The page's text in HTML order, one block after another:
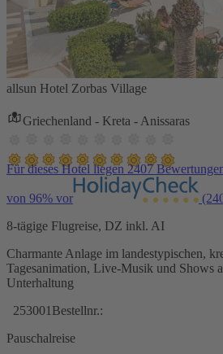
allsun Hotel Zorbas Village
Griechenland - Kreta - Anissaras
Für dieses Hotel liegen 2407
von 96% vor
8-tägige Flugreise, DZ inkl. AI
Charmante Anlage im landestypischen,
Tagesanimation, Live-Musik und Shows
Unterhaltung
253001 Bestellnr.:
Pauschalreise